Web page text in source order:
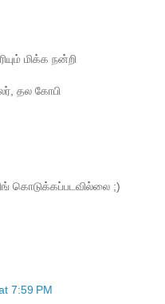
மிக்க நன்றி
தல கோபி
கொடுக்கப்படவில்லை ;)
7:59 PM